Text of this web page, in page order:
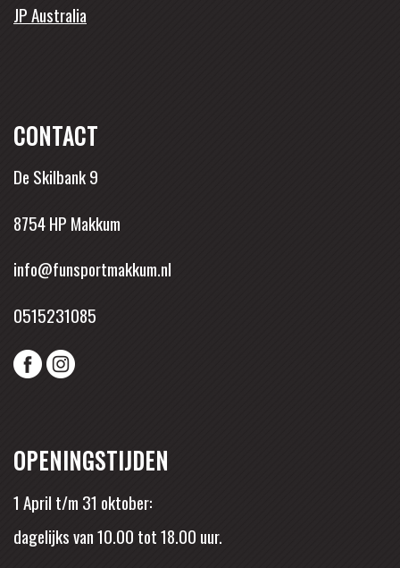
JP Australia
CONTACT
De Skilbank 9
8754 HP Makkum
info@funsportmakkum.nl
0515231085
OPENINGSTIJDEN
1 April t/m 31 oktober:
dagelijks van 10.00 tot 18.00 uur.